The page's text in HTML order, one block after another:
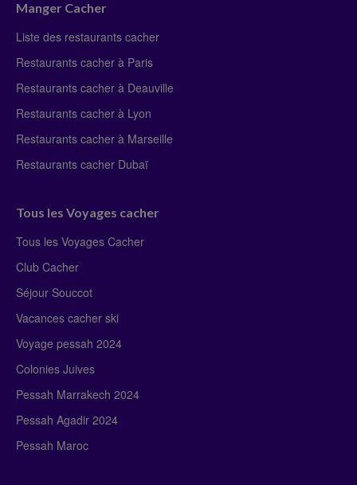
Manger Cacher
Liste des restaurants cacher
Restaurants cacher à Paris
Restaurants cacher à Deauville
Restaurants cacher à Lyon
Restaurants cacher à Marseille
Restaurants cacher Dubaï
Tous les Voyages cacher
Tous les Voyages Cacher
Club Cacher
Séjour Souccot
Vacances cacher ski
Voyage pessah 2024
Colonies Juives
Pessah Marrakech 2024
Pessah Agadir 2024
Pessah Maroc